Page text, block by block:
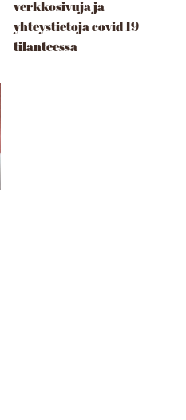
verkkosivuja ja
yhteystietoja covid 19 -
tilanteessa